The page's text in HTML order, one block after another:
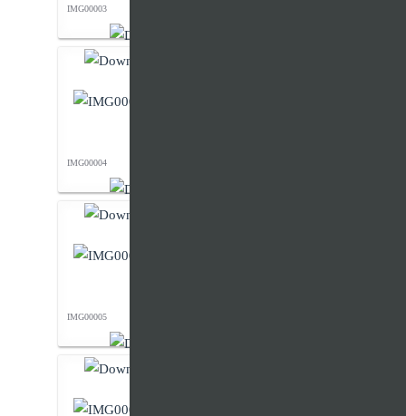
IMG00003
IMG00004
IMG00005